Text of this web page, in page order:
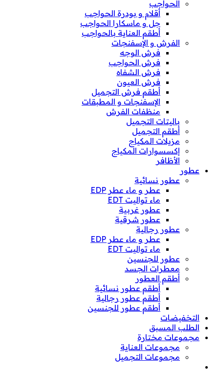
الحواجب
أقلام و بودرة الحواجب
جل و ماسكارا الحواجب
أطقم العناية بالحواجب
الفرش و الإسفنجات
فرش الوجه
فرش الحواجب
فرش الشفاه
فرش العيون
أطقم فرش التجميل
الإسفنجات و المطبقات
منظفات الفرش
باليتات التجميل
أطقم التجميل
مزيلات المكياج
إكسسوارات المكياج
الأظافر
عطور
عطور نسائية
عطر و ماء عطر EDP
ماء تواليت EDT
عطور غربية
عطور شرقية
عطور رجالية
عطر و ماء عطر EDP
ماء تواليت EDT
عطور للجنسين
معطرات الجسد
أطقم العطور
أطقم عطور نسائية
أطقم عطور رجالية
أطقم عطور للجنسين
التخفيضات
الطلب المسبق
مجموعات مختارة
مجموعات العناية
مجموعات التجميل